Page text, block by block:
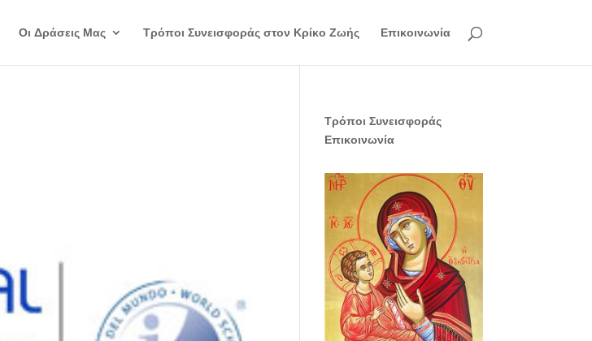
Οι Δράσεις Μας Τρόποι Συνεισφοράς στον Κρίκο Ζωής Επικοινωνία
Τρόποι Συνεισφοράς
Επικοινωνία